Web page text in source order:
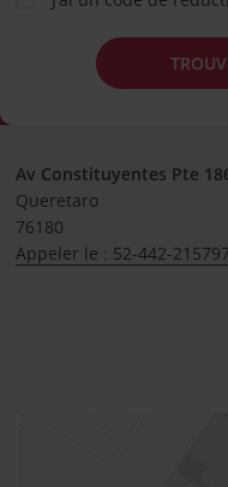
Av Constituyentes Pte
Queretaro
76180
Appeler le : 52-442-